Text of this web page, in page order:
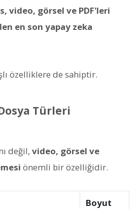
video, görsel ve PDF'leri
en son yapay zeka
özelliklere de sahiptir.
Türleri
değil, video, görsel ve
önemli bir özelliğidir.
Boyut